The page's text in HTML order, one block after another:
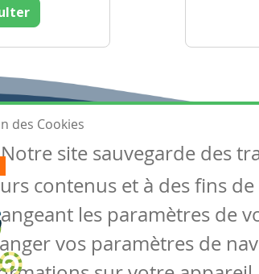
Articles
Tous les articles
Articles DYS
Circulaires
des Cookies
Notre site sauvegarde des
contenus et à des fins
les paramètres de
vos paramètres de